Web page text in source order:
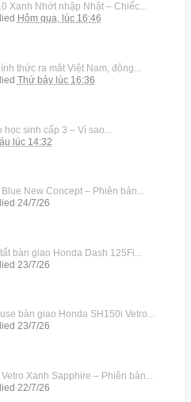
Xanh Nhớt nhập Nhật – Chiếc...
Hôm qua, lúc 16:46
thức ra mắt Việt Nam, động...
Thứ bảy lúc 16:36
sinh cấp 3 – Vì sao...
lúc 14:32
New Concept – Phiên bản...
24/7/26
bàn giao Honda Dash 125Fi...
23/7/26
bàn giao Honda SH150i Vetro...
23/7/26
Xanh Sapphire – Phiên bản...
22/7/26